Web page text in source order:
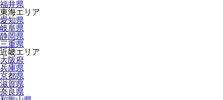
福井県
東海エリア
愛知県
岐阜県
静岡県
三重県
近畿エリア
大阪府
兵庫県
京都県
滋賀県
奈良県